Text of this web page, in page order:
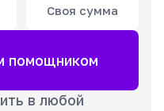
Своя сумма
помощником
в любой